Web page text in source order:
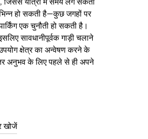
हो सकती है—कुछ जगहों पर
एक चुनौती हो सकती है।
सावधानीपूर्वक गाड़ी चलाने
क्षेत्र का अन्वेषण करने के
अनुभव के लिए पहले से ही अपने
खोजें